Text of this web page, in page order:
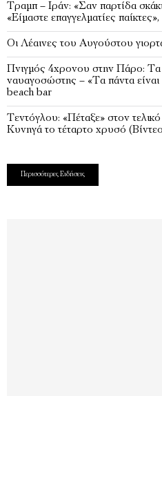
Τραμπ – Ιράν: «Σαν παρτίδα
«Είμαστε επαγγελματίες
Οι Λέαινες του Αυγούστου
Πνιγμός 4χρονου στην Πάρο: Τα
ναυαγοσώστης – «Τα πάντα είναι
beach bar
Τεντόγλου: «Πέταξε» στον
Κυνηγά το τέταρτο χρυσό
Περισσότερες Ειδήσεις